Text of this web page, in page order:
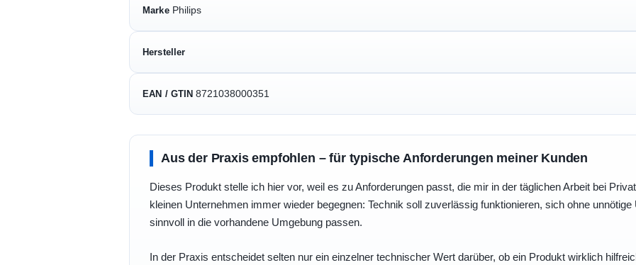
Marke Philips
Hersteller
EAN / GTIN 8721038000351
Aus der Praxis empfohlen – für typische Anforderungen meiner Kunden
Dieses Produkt stelle ich hier vor, weil es zu Anforderungen passt, die mir in der täglichen Arbeit bei
kleinen Unternehmen immer wieder begegnen: Technik soll zuverlässig funktionieren, sich ohne
sinnvoll in die vorhandene Umgebung passen.
In der Praxis entscheidet selten nur ein einzelner technischer Wert darüber, ob ein Produkt wirklich